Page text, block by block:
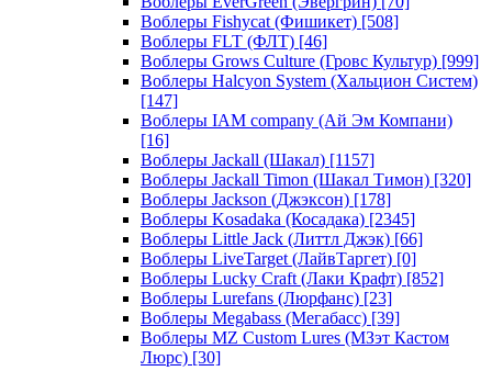
Воблеры Fishycat (Фишикет) [508]
Воблеры FLT (ФЛТ) [46]
Воблеры Grows Culture (Гровс Культур) [999]
Воблеры Halcyon System (Хальцион Систем)
[147]
Воблеры IAM company (Ай Эм Компани)
[16]
Воблеры Jackall (Шакал) [1157]
Воблеры Jackall Timon (Шакал Тимон) [320]
Воблеры Jackson (Джэксон) [178]
Воблеры Kosadaka (Косадака) [2345]
Воблеры Little Jack (Литтл Джэк) [66]
Воблеры LiveTarget (ЛайвТаргет) [0]
Воблеры Lucky Craft (Лаки Крафт) [852]
Воблеры Lurefans (Люрфанс) [23]
Воблеры Megabass (Мегабасс) [39]
Воблеры MZ Custom Lures (МЗэт Кастом
Люрс) [30]